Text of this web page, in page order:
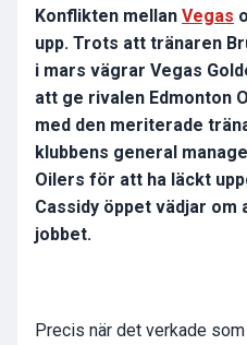
Konflikten mellan Vegas
upp. Trots att tränaren
i mars vägrar Vegas
att ge rivalen Edmonton
med den meriterade
klubbens general
Oilers för att ha läckt
Cassidy öppet vädjar om
jobbet.
Precis när det verkade